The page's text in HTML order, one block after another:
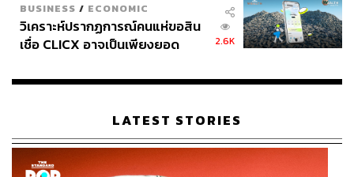
BUSINESS / ECONOMIC
วิเคราะห์ปรากฏการณ์คนแห่ขอสิน
เชื่อ CLICX อาจเป็นเพียงยอด
เรือนไทยที่ถูกซุกไว้
2.6K
LATEST STORIES